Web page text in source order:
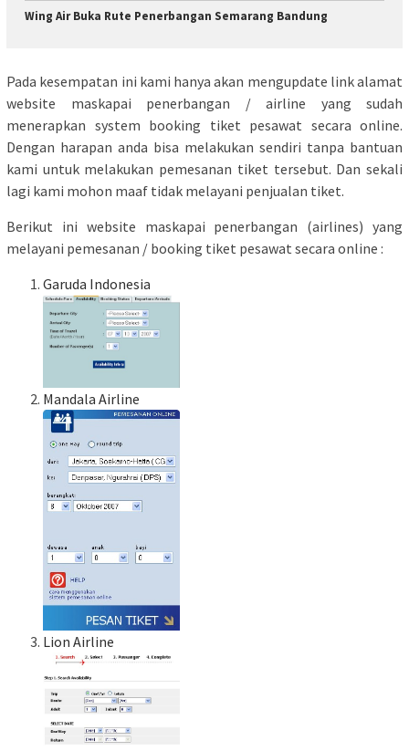
Wing Air Buka Rute Penerbangan Semarang Bandung
Pada kesempatan ini kami hanya akan mengupdate link alamat
website maskapai penerbangan / airline yang sudah
menerapkan system booking tiket pesawat secara online.
Dengan harapan anda bisa melakukan sendiri tanpa bantuan
kami untuk melakukan pemesanan tiket tersebut. Dan sekali
lagi kami mohon maaf tidak melayani penjualan tiket.
Berikut ini website maskapai penerbangan (airlines) yang
melayani pemesanan / booking tiket pesawat secara online :
Garuda Indonesia
Mandala Airline
Lion Airline